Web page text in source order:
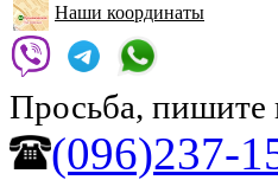
Наши координаты
Просьба, пишите
(096)237-